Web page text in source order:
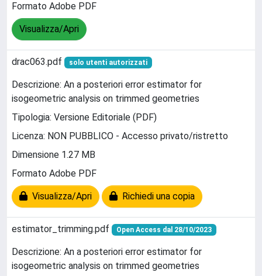
Formato Adobe PDF
Visualizza/Apri
drac063.pdf solo utenti autorizzati
Descrizione: An a posteriori error estimator for
isogeometric analysis on trimmed geometries
Tipologia: Versione Editoriale (PDF)
Licenza: NON PUBBLICO - Accesso privato/ristretto
Dimensione 1.27 MB
Formato Adobe PDF
Visualizza/Apri Richiedi una copia
estimator_trimming.pdf Open Access dal 28/10/2023
Descrizione: An a posteriori error estimator for
isogeometric analysis on trimmed geometries